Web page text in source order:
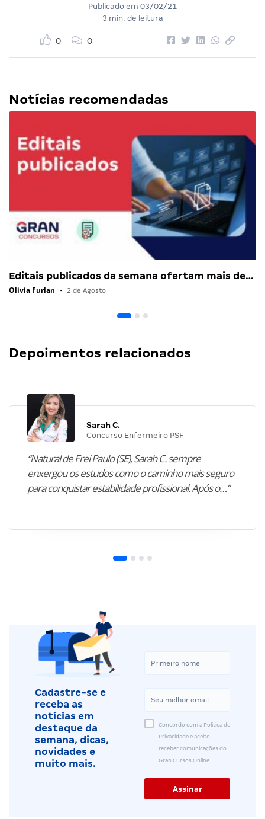
Publicado em 03/02/21
3 min. de leitura
0 0
Notícias recomendadas
Editais publicados da semana ofertam mais de…
Olivia Furlan • 2 de Agosto
Depoimentos relacionados
Sarah C.
Concurso Enfermeiro PSF
“Natural de Frei Paulo (SE), Sarah C. sempre
enxergou os estudos como o caminho mais seguro
para conquistar estabilidade profissional. Após o…”
Cadastre-se e
receba as
notícias em
destaque da
semana, dicas,
novidades e
muito mais.
Concordo com a Política de
Privacidade e aceito
receber comunicações do
Gran Cursos Online.